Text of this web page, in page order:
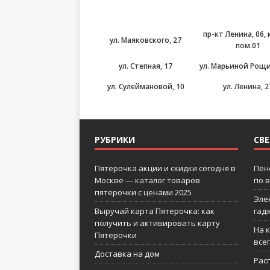
ул. Маяковского, 27
пр-кт Ленина, 06,
пом.01
ул. Степная, 17 ул. Марьиной
ул. Сулеймановой, 10
ул. Ленина,
РУБРИКИ
Пятерочка акции и скидки сегодня в
Москве — каталог товаров
пятерочки с ценами 2025
Выручай карта Пятерочка: как
получить и активировать карту
Пятерочки
Доставка на дом
по
На